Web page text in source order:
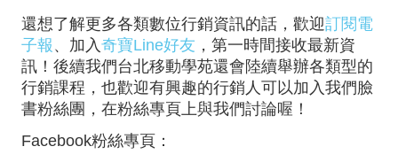
還想了解更多各類數位行銷資訊的話，歡迎訂閱電
子報 、加入 奇寶Line好友 ，第一時間接收最新資
訊！後續我們台北移動學苑還會陸續舉辦各類型的
行銷課程，也歡迎有興趣的行銷人可以加入我們臉
書粉絲團，在粉絲專頁上與我們討論喔！
Facebook粉絲專頁：